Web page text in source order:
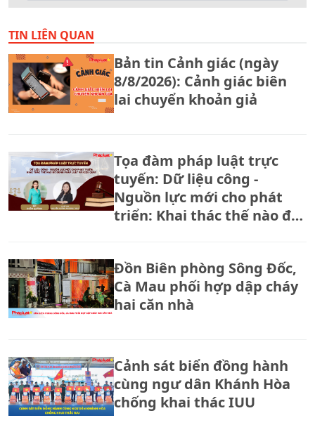
TIN LIÊN QUAN
Bản tin Cảnh giác (ngày
8/8/2026): Cảnh giác biên
lai chuyển khoản giả
Tọa đàm pháp luật trực
tuyến: Dữ liệu công -
Nguồn lực mới cho phát
triển: Khai thác thế nào để
Đồn Biên phòng Sông Đốc,
Cà Mau phối hợp dập cháy
hai căn nhà
Cảnh sát biển đồng hành
cùng ngư dân Khánh Hòa
chống khai thác IUU